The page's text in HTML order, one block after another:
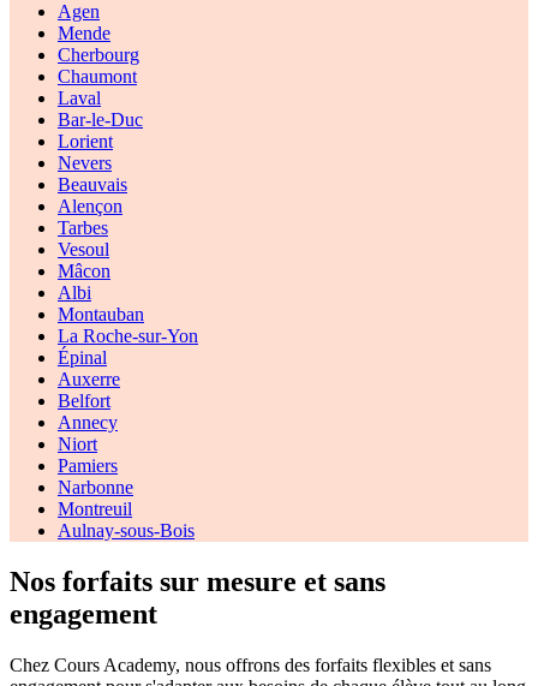
Agen
Mende
Cherbourg
Chaumont
Laval
Bar-le-Duc
Lorient
Nevers
Beauvais
Alençon
Tarbes
Vesoul
Mâcon
Albi
Montauban
La Roche-sur-Yon
Épinal
Auxerre
Belfort
Annecy
Niort
Pamiers
Narbonne
Montreuil
Aulnay-sous-Bois
Nos forfaits sur mesure et sans
engagement
Chez Cours Academy, nous offrons des forfaits flexibles et sans